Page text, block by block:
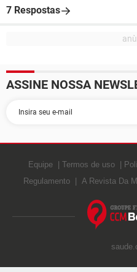
7 Respostas
ASSINE NOSSA
Equipe Termos de uso
Regulamento
A Revista Da